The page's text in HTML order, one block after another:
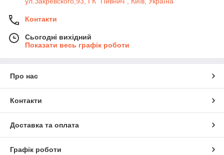
Контакти
Сьогодні вихідний
Показати весь графік роботи
Про нас
Контакти
Доставка та оплата
Графік роботи